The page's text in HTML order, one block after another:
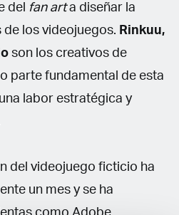
del fan arta diseñar la
los videojuegos. Rinkuu,
son los creativos de
parte fundamental de esta
labor estratégica y
del videojuego ficticio ha
un mes y se ha